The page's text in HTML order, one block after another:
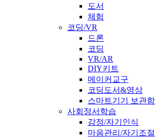
도서
체험
코딩/VR
드론
코딩
VR/AR
DIY키트
메이커교구
코딩도서&영상
스마트기기 보관함
사회정서학습
감정/자기인식
마음관리/자기조절